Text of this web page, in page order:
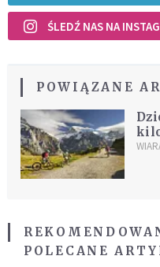
ŚLEDŹ NAS NA
POWIĄZANE
POLECANE